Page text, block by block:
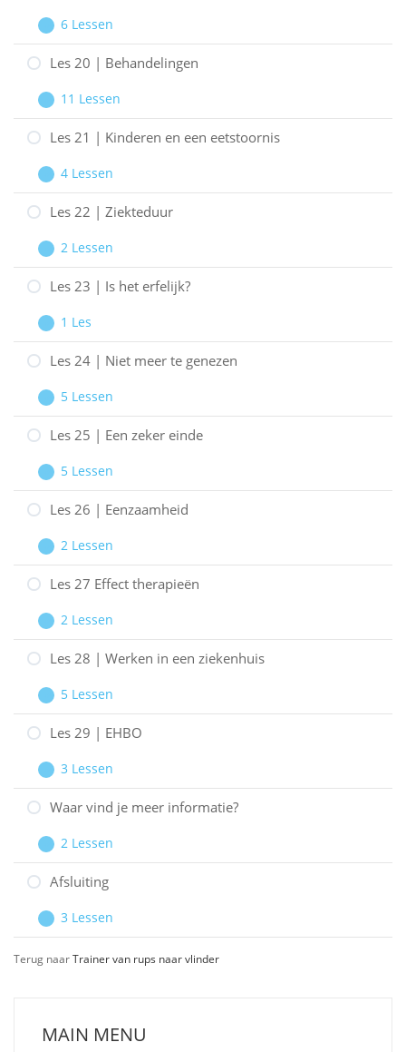
Privacy
gasten
Uitbreiden
Les
19
Over
eetstoornissen
6 Lessen
Les 20 | Behandelingen
Uitbreiden
Les
20
Behandelingen
11 Lessen
Les 21 | Kinderen en een eetstoornis
Uitbreiden
Les
21
Kinderen
en
eetstoornis
4 Lessen
Les 22 | Ziekteduur
Uitbreiden
Les
22
Ziekteduur
2 Lessen
Les 23 | Is het erfelijk?
Uitbreiden
Les
23
Is
het
1 Les
Les 24 | Niet meer te genezen
Uitbreiden
Les
24
Niet
meer
genezen
5 Lessen
Les 25 | Een zeker einde
Uitbreiden
Les
25
Een
zeker
5 Lessen
Les 26 | Eenzaamheid
Uitbreiden
Les
26
Eenzaamheid
2 Lessen
Les 27 Effect therapieën
Uitbreiden
Les
27
therapieën
2 Lessen
Les 28 | Werken in een ziekenhuis
Uitbreiden
Les
28
Werken
in
ziekenhuis
5 Lessen
Les 29 | EHBO
Uitbreiden
Les
29
EHBO
3 Lessen
Waar vind je meer informatie?
Uitbreiden
Waar
vind
meer
informatie?
2 Lessen
Afsluiting
Uitbreiden
Afsluiting
3 Lessen
Terug naarTrainer van rups naar vlinder
MAIN MENU